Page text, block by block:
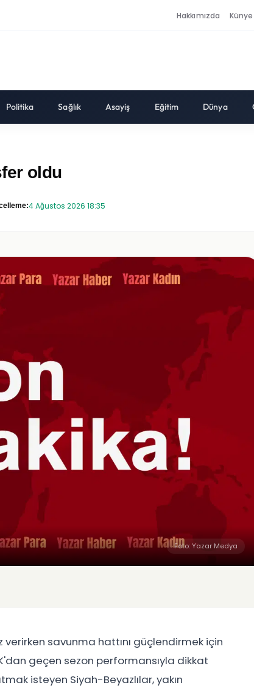
Hakkımızda Künye
Politika Sağlık Asayiş Eğitim Dünya
oldu
4 Ağustos 2026 18:35
Foto: Yazar Medya
verirken savunma hattını güçlendirmek için
geçen sezon performansıyla dikkat
isteyen Siyah-Beyazlılar, yakın